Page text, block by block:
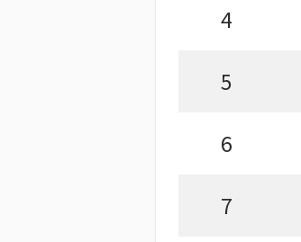
4
5
6
7